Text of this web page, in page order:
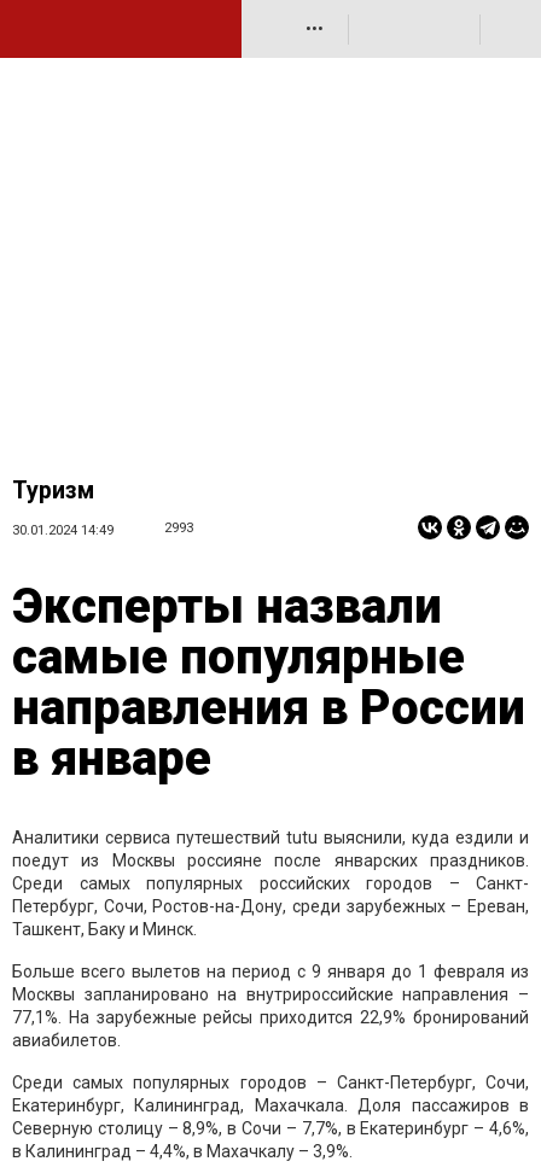
•••
Туризм
30.01.2024 14:49 2993
Эксперты назвали
самые популярные
направления в России
в январе
Аналитики сервиса путешествий tutu выяснили, куда ездили и
поедут из Москвы россияне после январских праздников.
Среди самых популярных российских городов – Санкт-
Петербург, Сочи, Ростов-на-Дону, среди зарубежных – Ереван,
Ташкент, Баку и Минск.
Больше всего вылетов на период с 9 января до 1 февраля из
Москвы запланировано на внутрироссийские направления –
77,1%. На зарубежные рейсы приходится 22,9% бронирований
авиабилетов.
Среди самых популярных городов – Санкт-Петербург, Сочи,
Екатеринбург, Калининград, Махачкала. Доля пассажиров в
Северную столицу – 8,9%, в Сочи – 7,7%, в Екатеринбург – 4,6%,
в Калининград – 4,4%, в Махачкалу – 3,9%.